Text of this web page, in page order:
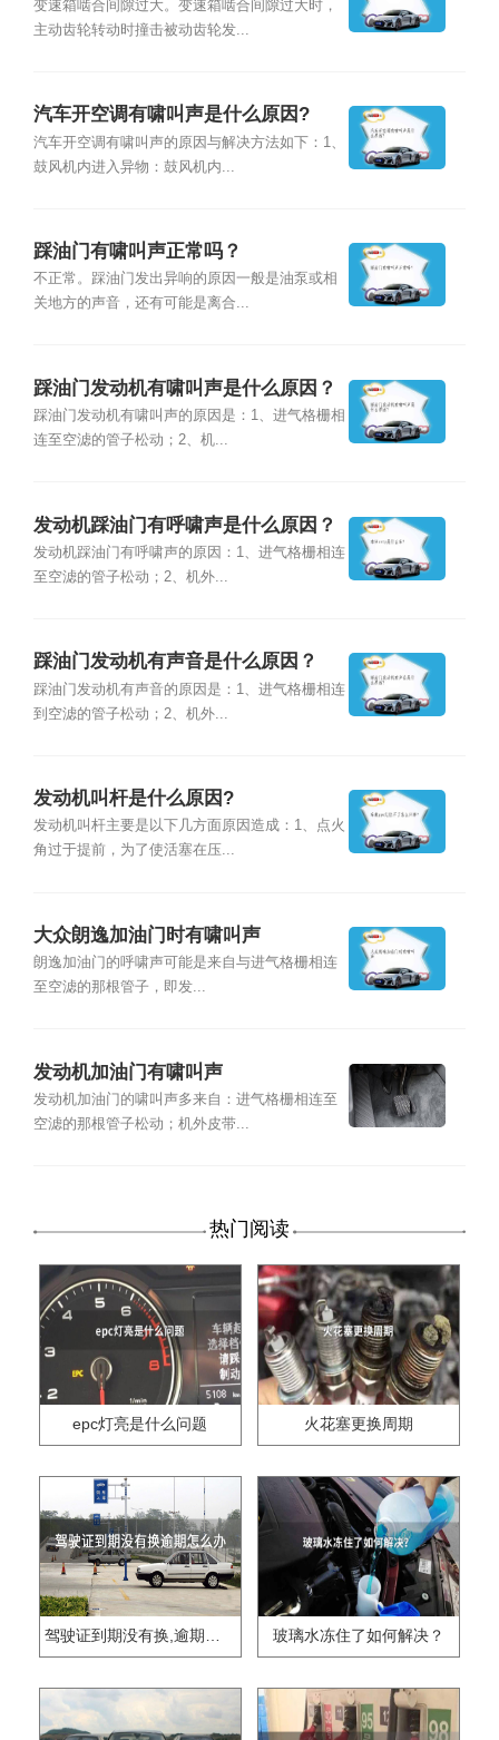
变速箱啮合间隙过大。变速箱啮合间隙过大时，
主动齿轮转动时撞击被动齿轮发...
汽车开空调有啸叫声是什么原因?
汽车开空调有啸叫声的原因与解决方法如下：1、
鼓风机内进入异物：鼓风机内...
踩油门有啸叫声正常吗？
不正常。踩油门发出异响的原因一般是油泵或相
关地方的声音，还有可能是离合...
踩油门发动机有啸叫声是什么原因？
踩油门发动机有啸叫声的原因是：1、进气格栅相
连至空滤的管子松动；2、机...
发动机踩油门有呼啸声是什么原因？
发动机踩油门有呼啸声的原因：1、进气格栅相连
至空滤的管子松动；2、机外...
踩油门发动机有声音是什么原因？
踩油门发动机有声音的原因是：1、进气格栅相连
到空滤的管子松动；2、机外...
发动机叫杆是什么原因?
发动机叫杆主要是以下几方面原因造成：1、点火
角过于提前，为了使活塞在压...
大众朗逸加油门时有啸叫声
朗逸加油门的呼啸声可能是来自与进气格栅相连
至空滤的那根管子，即发...
发动机加油门有啸叫声
发动机加油门的啸叫声多来自：进气格栅相连至
空滤的那根管子松动；机外皮带...
热门阅读
epc灯亮是什么问题 火花塞更换周期
驾驶证到期没有换,逾期怎么办?? 玻璃水冻住了如何解决？